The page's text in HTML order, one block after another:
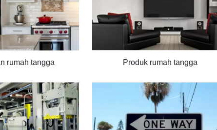
rumah tangga Produk rumah tangga